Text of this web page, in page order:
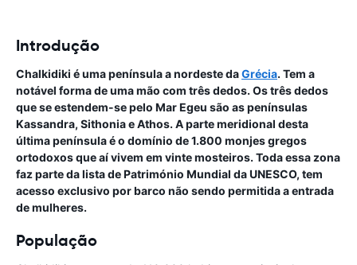
Introdução
Chalkidiki é uma península a nordeste daGrécia. Tem a
notável forma de uma mão com três dedos. Os três dedos
que se estendem-se pelo Mar Egeu são as penínsulas
Kassandra, Sithonia e Athos. A parte meridional desta
última península é o domínio de 1.800 monjes gregos
ortodoxos que aí vivem em vinte mosteiros. Toda essa zona
faz parte da lista de Património Mundial da UNESCO, tem
acesso exclusivo por barco não sendo permitida a entrada
de mulheres.
População